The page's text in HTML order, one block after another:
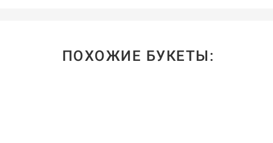
ПОХОЖИЕ БУКЕТЫ: